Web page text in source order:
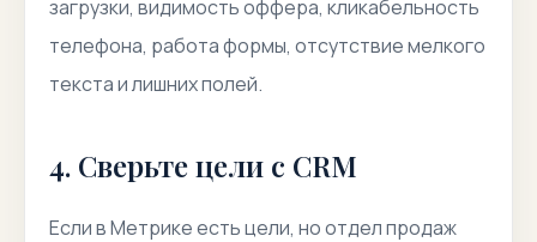
загрузки, видимость оффера, кликабельность
телефона, работа формы, отсутствие мелкого
текста и лишних полей.
4. Сверьте цели с CRM
Если в Метрике есть цели, но отдел продаж